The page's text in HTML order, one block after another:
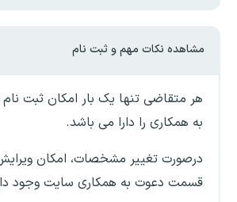
مشاهده نکات مهم و ثبت نام
هر متقاضی تنها یک بار امکان ثبت
به همکاری را دارا می باشد.
درصورت تغییر مشخصات، امکان
قسمت دعوت به همکاری سایت وجود